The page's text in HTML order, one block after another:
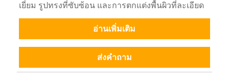
เยี่ยม รูปทรงที่ซับซ้อน และการตกแต่งพื้นผิวที่ละเอียด
อ่านเพิ่มเติม
ส่งคำถาม